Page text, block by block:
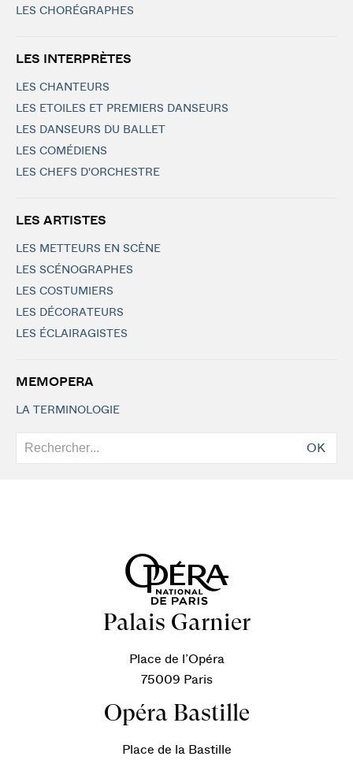
LES CHORÉGRAPHES
LES INTERPRÈTES
LES CHANTEURS
LES ETOILES ET PREMIERS DANSEURS
LES DANSEURS DU BALLET
LES COMÉDIENS
LES CHEFS D'ORCHESTRE
LES ARTISTES
LES METTEURS EN SCÈNE
LES SCÉNOGRAPHES
LES COSTUMIERS
LES DÉCORATEURS
LES ÉCLAIRAGISTES
MEMOPERA
LA TERMINOLOGIE
OK
Palais Garnier
Place de l’Opéra
75009 Paris
Opéra Bastille
Place de la Bastille